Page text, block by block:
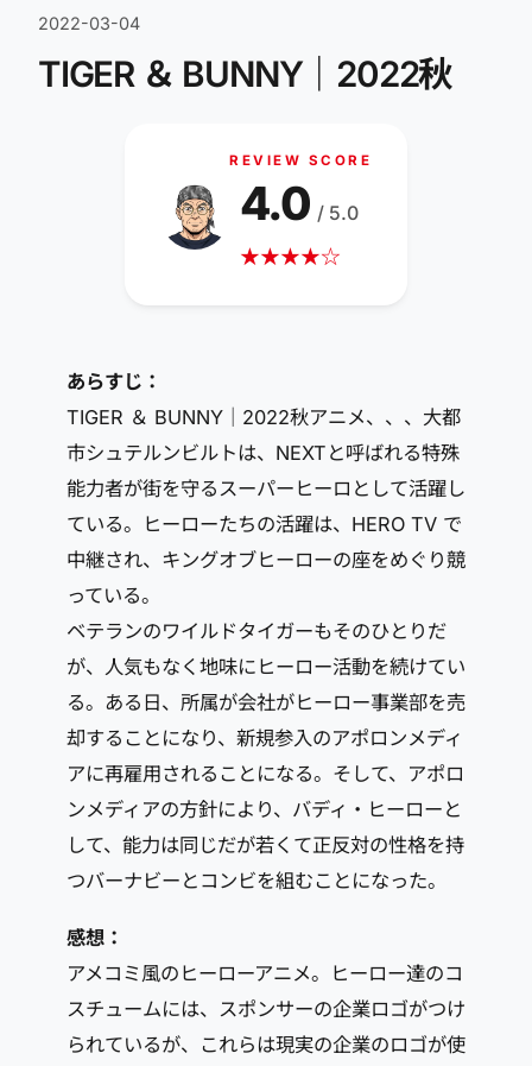
2022-03-04
TIGER ＆ BUNNY｜2022秋
REVIEW SCORE
★★★★☆
4.0 / 5.0
あらすじ：
TIGER ＆ BUNNY｜2022秋アニメ、、、大都
市シュテルンビルトは、NEXTと呼ばれる特殊
能力者が街を守るスーパーヒーロとして活躍し
ている。ヒーローたちの活躍は、HERO TV で
中継され、キングオブヒーローの座をめぐり競
っている。
ベテランのワイルドタイガーもそのひとりだ
が、人気もなく地味にヒーロー活動を続けてい
る。ある日、所属が会社がヒーロー事業部を売
却することになり、新規参入のアポロンメディ
アに再雇用されることになる。そして、アポロ
ンメディアの方針により、バディ・ヒーローと
して、能力は同じだが若くて正反対の性格を持
つバーナビーとコンビを組むことになった。
感想：
アメコミ風のヒーローアニメ。ヒーロー達のコ
スチュームには、スポンサーの企業ロゴがつけ
られているが、これらは現実の企業のロゴが使